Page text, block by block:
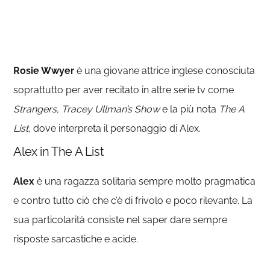
Rosie Wwyerè una giovane attrice inglese conosciuta
soprattutto per aver recitato in altre serie tv come
Strangers, Tracey Ullman’s Showe la più nota The A
List,dove interpreta il personaggio di Alex.
Alex in The A List
Alexè una ragazza solitaria sempre molto pragmatica
e contro tutto ciò che c’è di frivolo e poco rilevante. La
sua particolarità consiste nel saper dare sempre
risposte sarcastiche e acide.